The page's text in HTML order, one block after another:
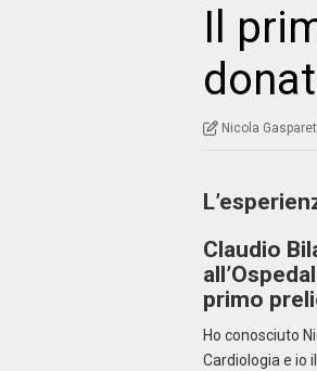
Il
Nicola
Claudio
primo
Ho conosciuto
Cardiologia e io